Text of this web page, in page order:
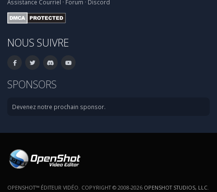
Assistance Courriel · Forum · Discord
NOUS SUIVRE
SPONSORS
Devenez notre prochain sponsor.
OPENSHOT™ ÉDITEUR VIDÉO. COPYRIGHT © 2008-2026 OPENSHOT STUDIOS, LLC